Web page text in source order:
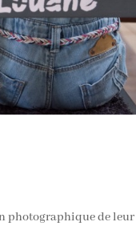
photographique de leur